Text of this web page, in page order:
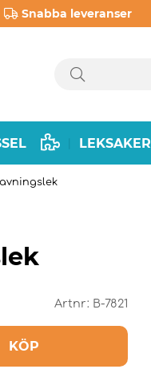
Snabba leveranser
LEKSAKER
Artnr: B-7821
KÖP